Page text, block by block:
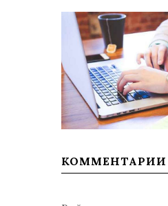
КОММЕНТАРИИ